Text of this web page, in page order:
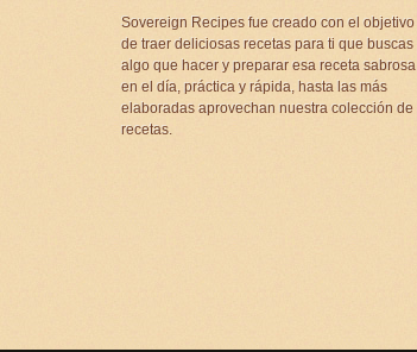
Sovereign Recipes fue creado con el objetivo
de traer deliciosas recetas para ti que buscas
algo que hacer y preparar esa receta sabrosa
en el día, práctica y rápida, hasta las más
elaboradas aprovechan nuestra colección de
recetas.